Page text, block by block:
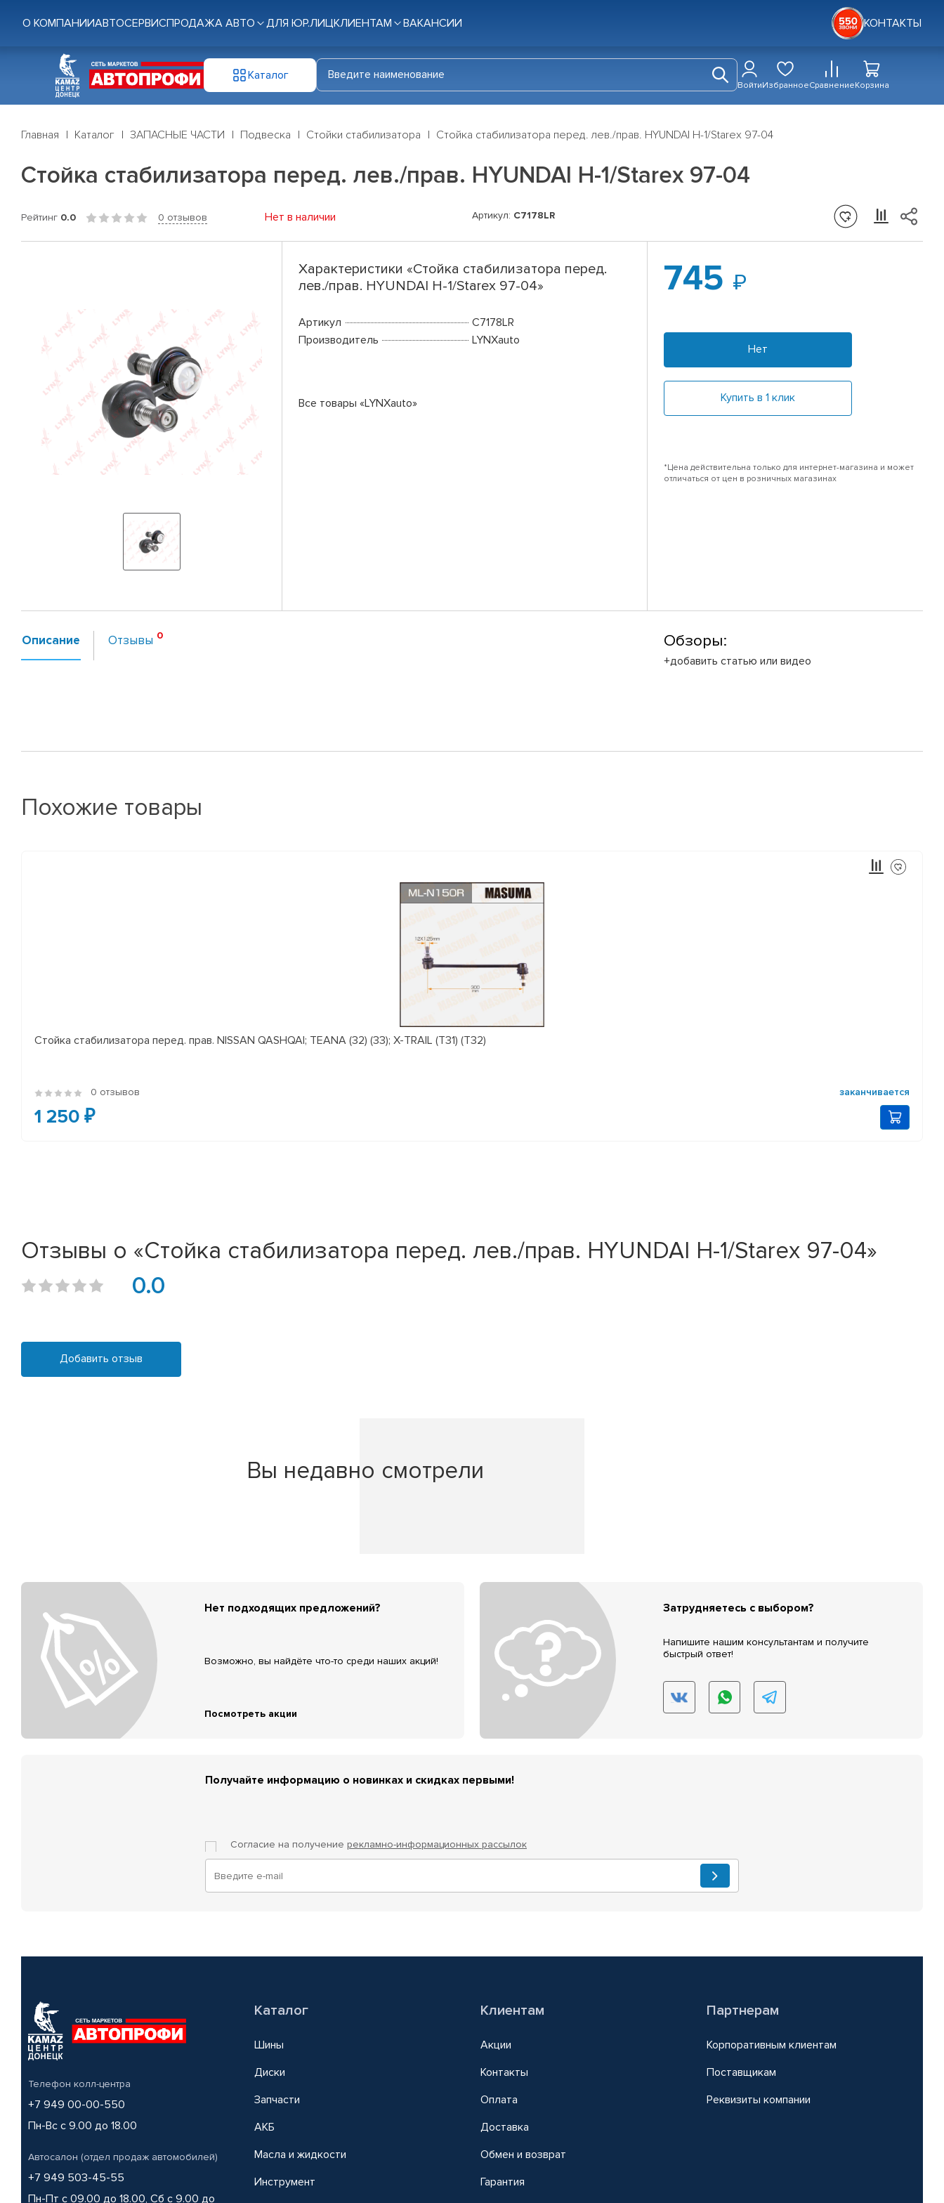
О КОМПАНИИАВТОСЕРВИСПРОДАЖА АВТО ДЛЯ ЮР.ЛИЦКЛИЕНТАМ ВАКАНСИИ КОНТАКТЫ
Каталог
ВойтиИзбранноеСравнениеКорзина
Главная Каталог ЗАПАСНЫЕ ЧАСТИ Подвеска Стойки стабилизатора Стойка стабилизатора перед. лев./прав. HYUNDAI H-1/Starex 97-04
Стойка стабилизатора перед. лев./прав. HYUNDAI H-1/Starex 97-04
Рейтинг 0.0 0 отзывов Нет в наличии Артикул: C7178LR
Характеристики «Стойка стабилизатора перед.
лев./прав. HYUNDAI H-1/Starex 97-04»
Артикул
C7178LR
Производитель
LYNXauto
Все товары «LYNXauto»
745
Нет
Купить в 1 клик
*Цена действительна только для интернет-магазина и может
отличаться от цен в розничных магазинах
Описание Отзывы Обзоры:
+добавить статью или видео
Похожие товары
Стойка стабилизатора перед. прав. NISSAN QASHQAI; TEANA (32) (33); X-TRAIL (T31) (T32)
0 отзывов заканчивается
1 250 ₽
Отзывы о «Стойка стабилизатора перед. лев./прав. HYUNDAI H-1/Starex 97-04»
0.0
Добавить отзыв
Вы недавно смотрели
Нет подходящих предложений?
Возможно, вы найдёте что-то среди наших акций!
Посмотреть акции
Затрудняетесь с выбором?
Напишите нашим консультантам и получите
быстрый ответ!
Получайте информацию о новинках и скидках первыми!
Согласие на получение рекламно-информационных рассылок
Телефон колл-центра
+7 949 00-00-550
Пн-Вс с 9.00 до 18.00
Автосалон (отдел продаж автомобилей)
+7 949 503-45-55
Пн-Пт с 09.00 до 18.00, Сб с 9.00 до
Каталог
Шины
Диски
Запчасти
АКБ
Масла и жидкости
Инструмент
Клиентам
Акции
Контакты
Оплата
Доставка
Обмен и возврат
Гарантия
Партнерам
Корпоративным клиентам
Поставщикам
Реквизиты компании